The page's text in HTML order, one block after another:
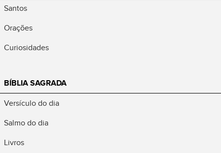
Santos
Orações
Curiosidades
BÍBLIA SAGRADA
Versículo do dia
Salmo do dia
Livros